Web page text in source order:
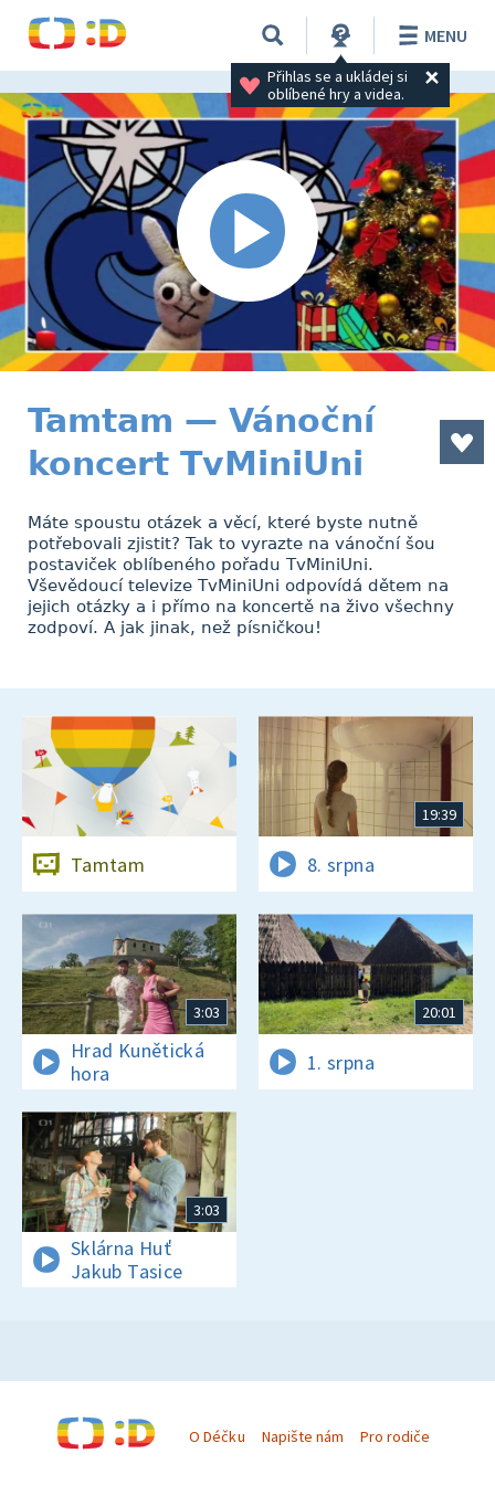
Přihlas se a ukládej si
oblíbené hry a videa.
MENU
Tamtam — Vánoční
koncert TvMiniUni
Máte spoustu otázek a věcí, které byste nutně
potřebovali zjistit? Tak to vyrazte na vánoční šou
postaviček oblíbeného pořadu TvMiniUni.
Vševědoucí televize TvMiniUni odpovídá dětem na
jejich otázky a i přímo na koncertě na živo všechny
zodpoví. A jak jinak, než písničkou!
Tamtam
19:39
8. srpna
3:03
Hrad Kunětická
hora
20:01
1. srpna
3:03
Sklárna Huť
Jakub Tasice
O Déčku Napište nám Pro rodiče